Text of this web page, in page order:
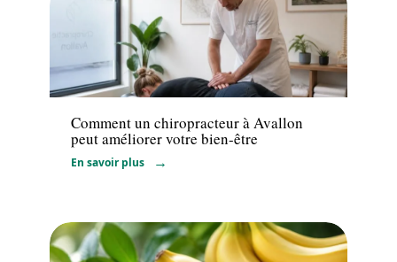
Bien-être
Comment un chiropracteur à Avallon
peut améliorer votre bien-être
En savoir plus